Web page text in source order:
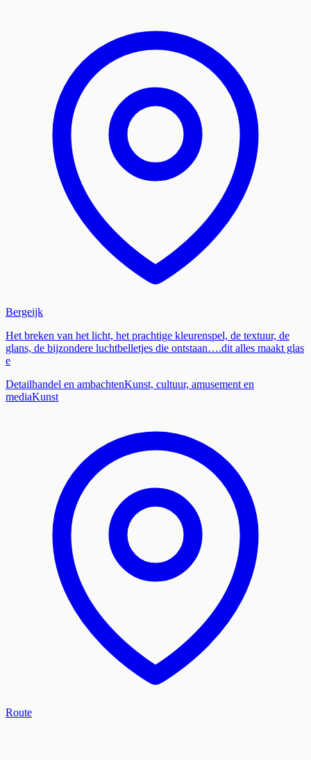
Bergeijk
Het breken van het licht, het prachtige kleurenspel, de textuur, de
glans, de bijzondere luchtbelletjes die ontstaan….dit alles maakt glas
e
Detailhandel en ambachtenKunst, cultuur, amusement en
mediaKunst
Route